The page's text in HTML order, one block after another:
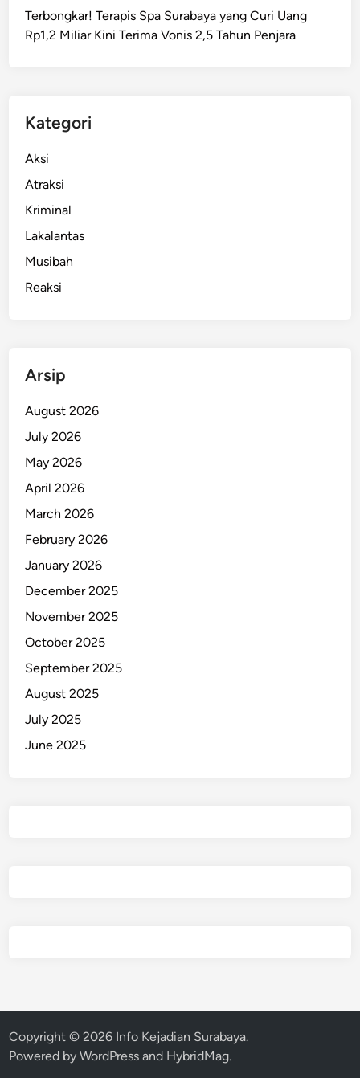
Terbongkar! Terapis Spa Surabaya yang Curi Uang
Rp1,2 Miliar Kini Terima Vonis 2,5 Tahun Penjara
Kategori
Aksi
Atraksi
Kriminal
Lakalantas
Musibah
Reaksi
Arsip
August 2026
July 2026
May 2026
April 2026
March 2026
February 2026
January 2026
December 2025
November 2025
October 2025
September 2025
August 2025
July 2025
June 2025
Copyright © 2026 Info Kejadian Surabaya.
Powered byWordPress and HybridMag.